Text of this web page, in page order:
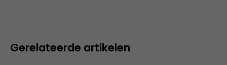
Gerelateerde artikelen